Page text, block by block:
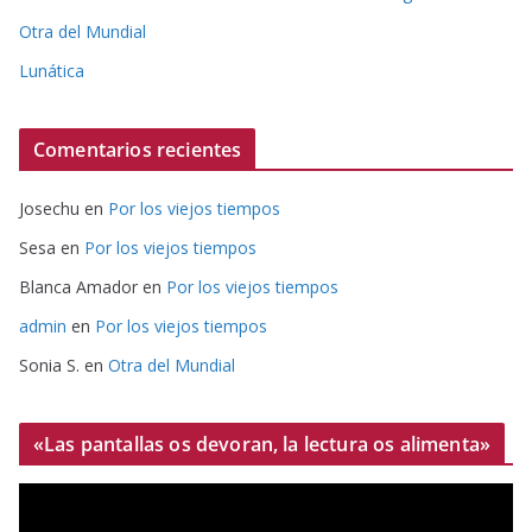
Otra del Mundial
Lunática
Comentarios recientes
Josechu en Por los viejos tiempos
Sesa en Por los viejos tiempos
Blanca Amador en Por los viejos tiempos
admin en Por los viejos tiempos
Sonia S. en Otra del Mundial
«Las pantallas os devoran, la lectura os alimenta»